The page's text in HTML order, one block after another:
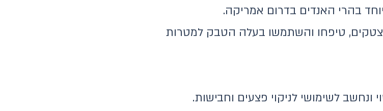
בהרי האנדים בדרום אמריקה.
טיפחו והשתמשו בעלה הטבק למטרות
ונחשב לשימושי לניקוי פצעים וחבישות.